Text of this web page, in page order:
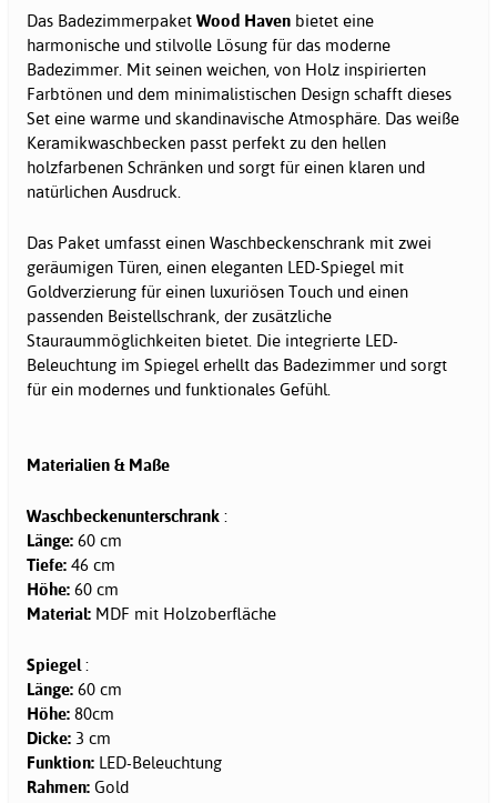
Das Badezimmerpaket Wood Haven bietet eine
harmonische und stilvolle Lösung für das moderne
Badezimmer. Mit seinen weichen, von Holz inspirierten
Farbtönen und dem minimalistischen Design schafft dieses
Set eine warme und skandinavische Atmosphäre. Das weiße
Keramikwaschbecken passt perfekt zu den hellen
holzfarbenen Schränken und sorgt für einen klaren und
natürlichen Ausdruck.
Das Paket umfasst einen Waschbeckenschrank mit zwei
geräumigen Türen, einen eleganten LED-Spiegel mit
Goldverzierung für einen luxuriösen Touch und einen
passenden Beistellschrank, der zusätzliche
Stauraummöglichkeiten bietet. Die integrierte LED-
Beleuchtung im Spiegel erhellt das Badezimmer und sorgt
für ein modernes und funktionales Gefühl.
Materialien & Maße
Waschbeckenunterschrank :
Länge: 60 cm
Tiefe: 46 cm
Höhe: 60 cm
Material: MDF mit Holzoberfläche
Spiegel:
Länge: 60 cm
Höhe: 80cm
Dicke: 3 cm
Funktion: LED-Beleuchtung
Rahmen: Gold